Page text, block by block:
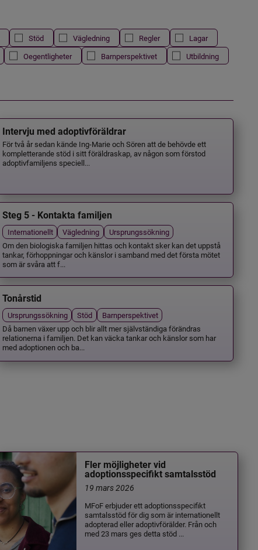
Stöd Vägledning Regler
Lagar
Oegentligheter Barnperspektivet
Utbildning
Intervju med adoptivföräldrar
För två år sedan kände Ing-Marie och Sören att de behövde ett
kompletterande stöd i sitt föräldraskap, av någon som förstod
adoptivfamiljens speciell...
Steg 5 - Kontakta familjen
Internationellt Vägledning
Ursprungssökning
Om den biologiska familjen hittas och kontakt sker kan det uppstå
tankar, förhoppningar och känslor i samband med det första mötet
som är svåra att f...
Tonårstid
Ursprungssökning Stöd
Barnperspektivet
Då barnen växer upp och blir allt mer självständiga förändras
relationerna i familjen. Det kan väcka tankar och känslor som har
med adoptionen och ba...
Fler möjligheter vid
adoptionsspecifikt samtalsstöd
19 mars 2026
MFoF erbjuder ett adoptionsspecifikt
samtalsstöd för dig som är internationellt
adopterad eller adoptivförälder. Från och
med 23 mars ges detta stöd ...